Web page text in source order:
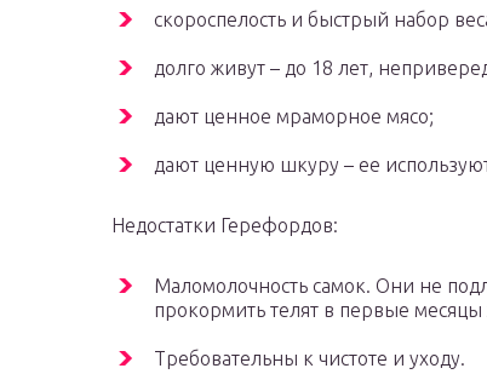
скороспелость и быстрый набор
долго живут – до 18 лет,
дают ценное мраморное мясо;
дают ценную шкуру – ее
Недостатки Герефордов:
Маломолочность самок. Они не
прокормить телят в первые
Требовательны к чистоте и уходу.